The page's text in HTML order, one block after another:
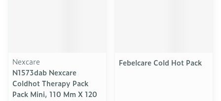
Nexcare
N1573dab Nexcare
Coldhot Therapy Pack
Pack Mini, 110 Mm X 120
Febelcare Cold Hot Pack